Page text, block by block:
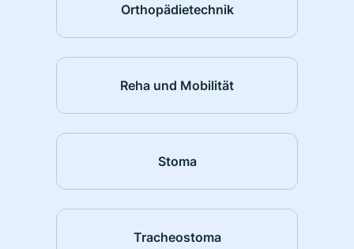
Orthopädietechnik
Reha und Mobilität
Stoma
Tracheostoma